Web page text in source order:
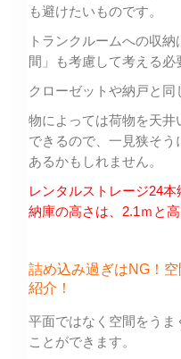
も避けたいものです。
トランクルームへの収
間」も考慮して考える必
クローゼットや納戸と同
物によっては荷物を天
できるので、一見狭そ
あるかもしれません。
レンタルストレージ24
納庫の高さは、2.1ｍと
詰め込み過ぎはNG！
紹介！
平面ではなく空間をうま
ことができます。